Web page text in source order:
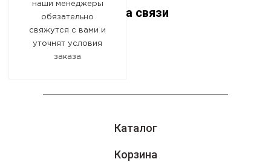
наши менеджеры
обязательно
свяжутся с вами и
уточнят условия
заказа
Каталог
Корзина
Оставайтесь на связи